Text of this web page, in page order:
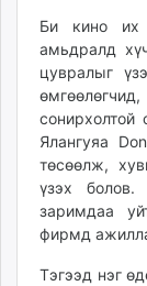
Би кино их
амьдралд
цувралыг
Ялангуяа
төсөөлж,
үзэх болов.
заримдаа
фирмд
Тэгээд нэг